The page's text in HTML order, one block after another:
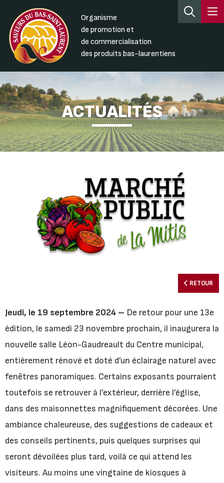
Organisme
de promotion et
de commercialisation
des produits bas-laurentiens
ACTUALITÉS
RETOUR
Jeudi, le 19 septembre 2024 – De retour pour une 13e
édition, le samedi 23 novembre prochain, il inaugurera la
nouvelle salle Léon-Gaudreault du Centre municipal,
entièrement rénové et doté d’un éclairage naturel avec
fenêtres panoramiques. Certains exposants pourraient
toutefois se retrouver à l’extérieur, derrière l’église,
dans des maisonnettes magnifiquement décorées. Une
ambiance chaleureuse, des suggestions de cadeaux et
des conseils pertinents, puis quelques surprises qui
seront dévoilées plus tard, voilà ce qui attend les
visiteurs. Au moins une vingtaine de kiosques à